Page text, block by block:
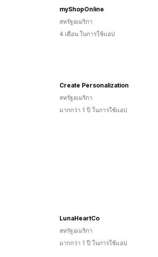
myShopOnline
สหรัฐอเมริกา
4 เดือน ในการใช้แอป
Create Personalization
สหรัฐอเมริกา
มากกว่า 1 ปี ในการใช้แอป
LunaHeartCo
สหรัฐอเมริกา
มากกว่า 1 ปี ในการใช้แอป